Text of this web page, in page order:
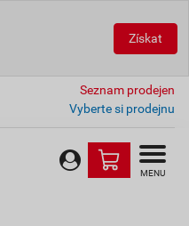
Získat
Seznam prodejen
Vyberte si prodejnu
MENU